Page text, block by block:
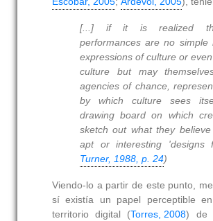
[...] if it is realized
performances are no simple
expressions of culture or
culture but may
agencies of chance,
by which culture sees
drawing board on which
sketch out what they
apt or interesting 'designs
Turner, 1988, p. 24)
Viendo-lo a partir de este punto,
sí existía un papel perceptible
territorio digital (Torres, 2008) de